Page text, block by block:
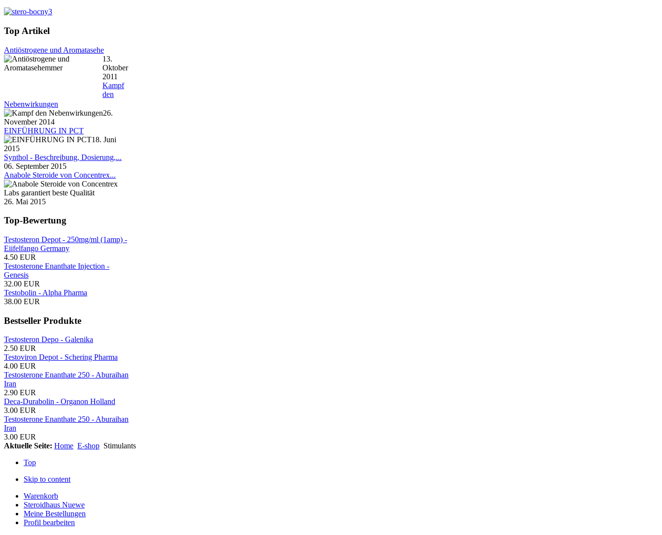
Top Artikel
Antiöstrogene und Aromatasehe
13.
Oktober
2011
Kampf
den
Nebenwirkungen
26.
November 2014
EINFÜHRUNG IN PCT
18. Juni
2015
Synthol - Beschreibung, Dosierung,...
06. September 2015
Anabole Steroide von Concentrex...
26. Mai 2015
Top-Bewertung
Testosteron Depot - 250mg/ml (1amp) -
Eiifelfango Germany
4.50 EUR
Testosterone Enanthate Injection -
Genesis
32.00 EUR
Testobolin - Alpha Pharma
38.00 EUR
Bestseller Produkte
Testosteron Depo - Galenika
2.50 EUR
Testoviron Depot - Schering Pharma
4.00 EUR
Testosterone Enanthate 250 - Aburaihan
Iran
2.90 EUR
Deca-Durabolin - Organon Holland
3.00 EUR
Testosterone Enanthate 250 - Aburaihan
Iran
3.00 EUR
Aktuelle Seite: Home E-shop Stimulants
Top
Skip to content
Warenkorb
Steroidhaus Nuewe
Meine Bestellungen
Profil bearbeiten